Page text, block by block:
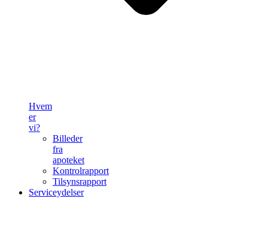
Hvem
er
vi?
Billeder
fra
apoteket
Kontrolrapport
Tilsynsrapport
Serviceydelser